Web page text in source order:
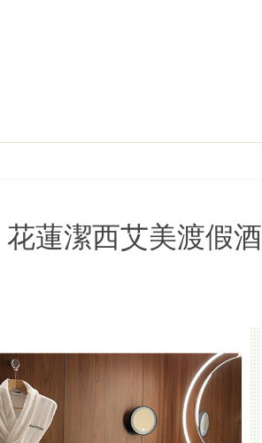
花蓮潔西艾美渡假酒